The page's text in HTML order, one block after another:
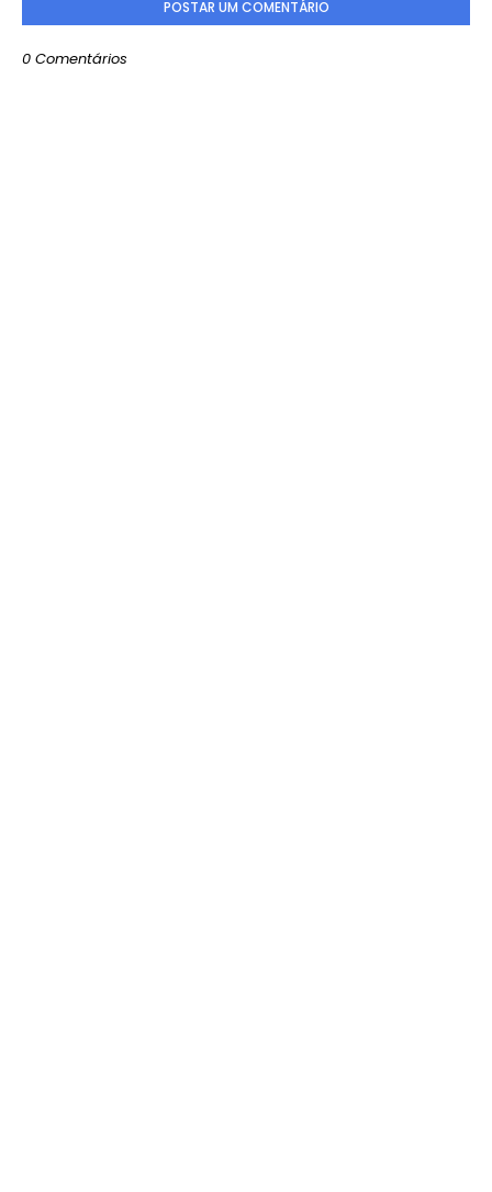
POSTAR UM COMENTÁRIO
0 Comentários